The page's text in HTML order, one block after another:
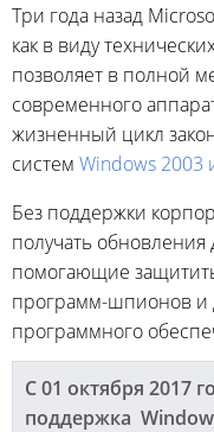
Три года назад
как в виду
позволяет в полной
современного
жизненный цикл
систем Windows 2003
Без поддержки
получать обновления
помогающие
программ-шпионов и
программного
С 01 октября 2017
поддержка